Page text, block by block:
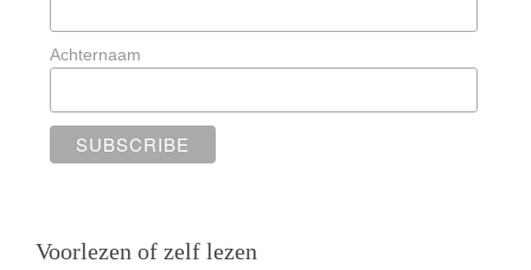
Achternaam
Voorlezen of zelf lezen